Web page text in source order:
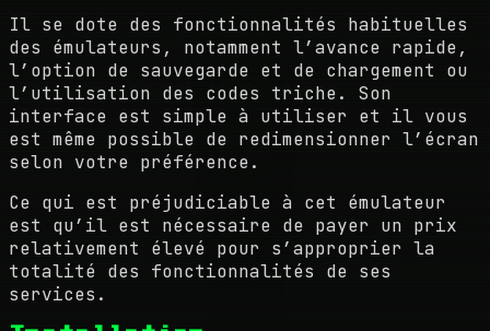
Il se dote des fonctionnalités habituelles
des émulateurs, notamment l’avance rapide,
l’option de sauvegarde et de chargement ou
l’utilisation des codes triche. Son
interface est simple à utiliser et il vous
est même possible de redimensionner l’écran
selon votre préférence.
Ce qui est préjudiciable à cet émulateur
est qu’il est nécessaire de payer un prix
relativement élevé pour s’approprier la
totalité des fonctionnalités de ses
services.